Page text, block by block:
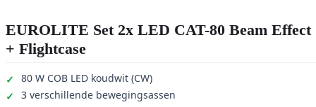
EUROLITE Set 2x LED CAT-80 Beam Effect
+ Flightcase
80 W COB LED koudwit (CW)
3 verschillende bewegingsassen